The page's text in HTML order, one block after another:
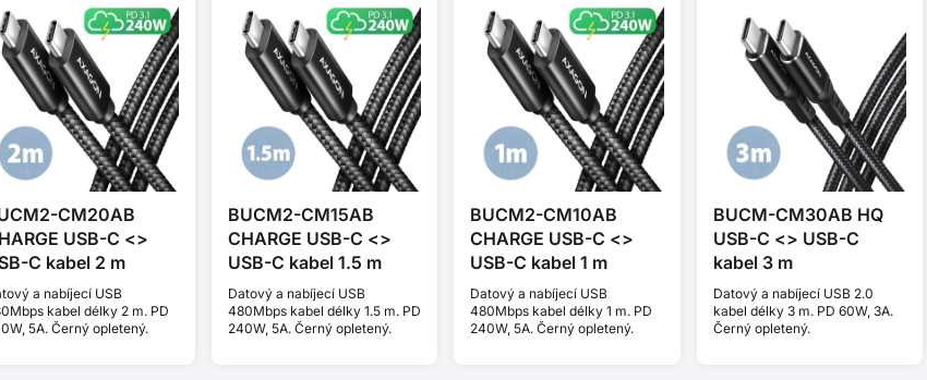
CM20AB
USB-C <>
C kabel 2 m
a nabíjecí USB
kabel délky 2 m. PD
5A. Černý opletený.
BUCM2-CM15AB
CHARGE USB-C <>
USB-C kabel 1.5 m
Datový a nabíjecí USB
480Mbps kabel délky 1.5 m. PD
240W, 5A. Černý opletený.
BUCM2-CM10AB
CHARGE USB-C <>
USB-C kabel 1 m
Datový a nabíjecí USB
480Mbps kabel délky 1 m. PD
240W, 5A. Černý opletený.
BUCM-CM30AB HQ
USB-C <> USB-C
kabel 3 m
Datový a nabíjecí USB 2.0
kabel délky 3 m. PD 60W, 3A.
Černý opletený.